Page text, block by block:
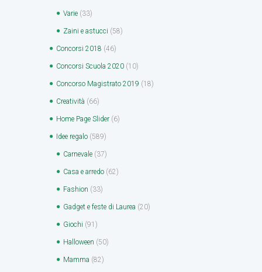
Varie (33)
Zaini e astucci (58)
Concorsi 2018 (46)
Concorsi Scuola 2020 (10)
Concorso Magistrato 2019 (18)
Creatività (66)
Home Page Slider (6)
Idee regalo (589)
Carnevale (37)
Casa e arredo (62)
Fashion (33)
Gadget e feste di Laurea (20)
Giochi (91)
Halloween (50)
Mamma (82)